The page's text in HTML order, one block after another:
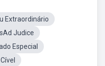
Extraordinário
Judice
Especial